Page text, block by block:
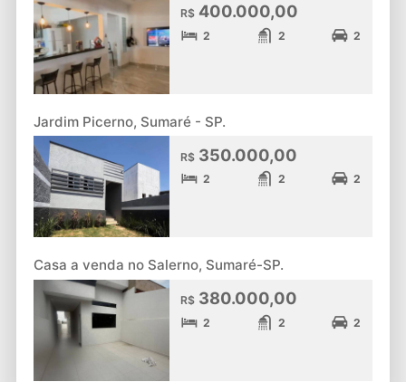
R$400.000,00
2 2 2
Jardim Picerno, Sumaré - SP.
R$350.000,00
2 2 2
Casa a venda no Salerno, Sumaré-SP.
R$380.000,00
2 2 2